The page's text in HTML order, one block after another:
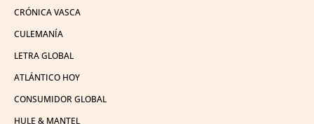
CRÓNICA VASCA
CULEMANÍA
LETRA GLOBAL
ATLÁNTICO HOY
CONSUMIDOR GLOBAL
HULE & MANTEL